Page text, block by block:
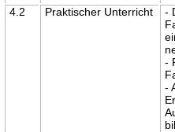
4.2 Praktischer Unterricht
-
-
-